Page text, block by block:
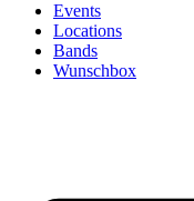
Events
Locations
Bands
Wunschbox